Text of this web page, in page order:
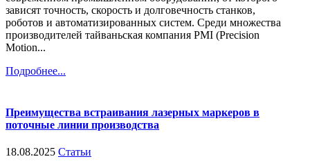
зависят точность, скорость и долговечность станков,
роботов и автоматизированных систем. Среди множества
производителей тайваньская компания PMI (Precision
Motion...
Подробнее...
Преимущества встраивания лазерных маркеров в
поточные линии производства
18.08.2025 Статьи